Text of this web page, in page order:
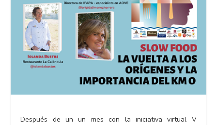
Después de un un mes con la iniciativa virtual V